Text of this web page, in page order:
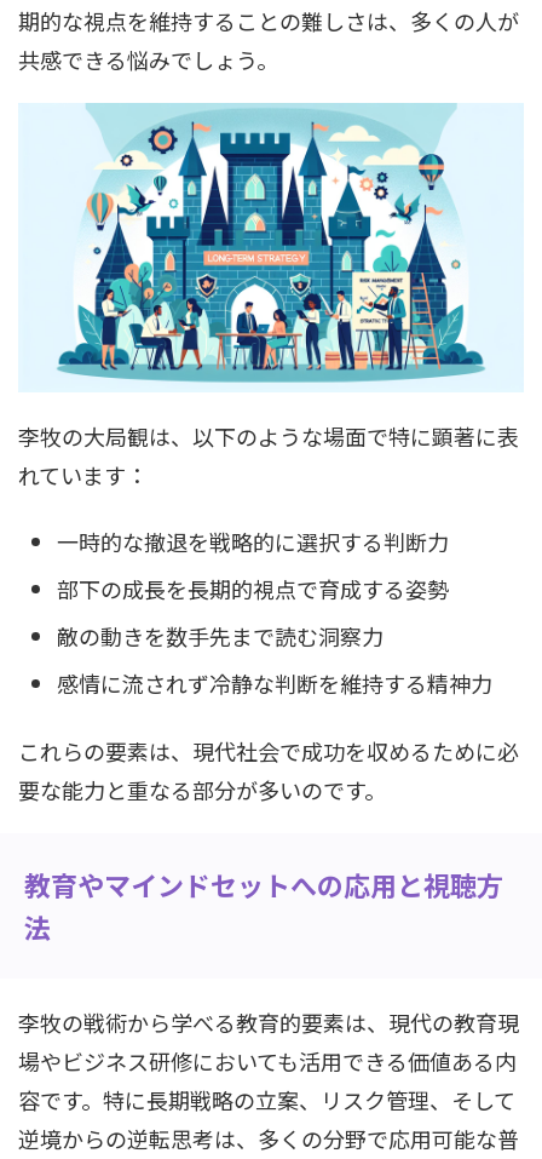
期的な視点を維持することの難しさは、多くの人が
共感できる悩みでしょう。
李牧の大局観は、以下のような場面で特に顕著に表
れています：
一時的な撤退を戦略的に選択する判断力
部下の成長を長期的視点で育成する姿勢
敵の動きを数手先まで読む洞察力
感情に流されず冷静な判断を維持する精神力
これらの要素は、現代社会で成功を収めるために必
要な能力と重なる部分が多いのです。
教育やマインドセットへの応用と視聴方
法
李牧の戦術から学べる教育的要素は、現代の教育現
場やビジネス研修においても活用できる価値ある内
容です。特に長期戦略の立案、リスク管理、そして
逆境からの逆転思考は、多くの分野で応用可能な普